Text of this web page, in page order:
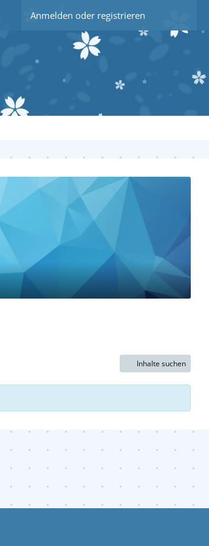
Anmelden oder registrieren
Inhalte suchen